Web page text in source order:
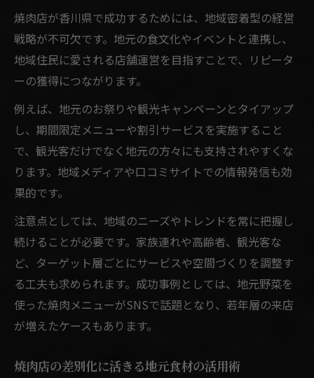
焼肉店が香川県で成功するためには、地域密着型の経営
戦略が不可欠です。地元の食文化やイベントと連携し、
地域住民に愛される店舗運営を目指すことで、リピータ
ーの獲得につながります。
例えば、地元のお祭りや観光キャンペーンとタイアップ
し、期間限定メニューや割引サービスを実施すること
で、観光客だけでなく地元の方々にも支持されやすくな
ります。地域メディアや口コミサイトでの情報発信も効
果的です。
注意点としては、地域のニーズやトレンドを常に把握し
続けることが必要です。家族連れや高齢者、観光客な
ど、ターゲット層ごとにサービスや空間づくりを調整す
る工夫も求められます。成功事例としては、地元野菜を
使った焼肉メニューがSNSで話題となり、若年層の来店
が増えたケースもあります。
焼肉店の差別化に活きる地元食材の活用術